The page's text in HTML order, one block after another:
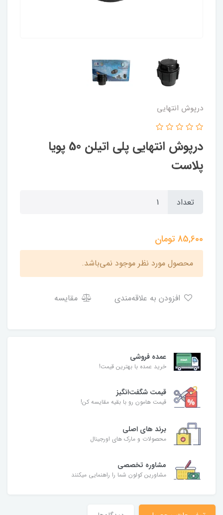
درپوش انتهایی
درپوش انتهایی پلی اتیلن 50 پویا
پلاست
تعداد
85,600تومان
محصول مورد نظر موجود نمی‌باشد.
مقایسه
عمده فروشی
خرید عمده با بهترین قیمت!
قیمت شگفت‌انگیز
قیمت هامون رو با بقیه مقایسه کن!
برند های اصلی
محصولات و مارک های اورجینال
مشاوره تخصصی
مشاورین کولون شما را راهنمایی میکنند